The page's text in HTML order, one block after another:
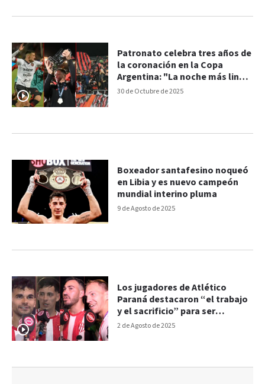
30 de Octubre de 2025
Patronato celebra tres años de
la coronación en la Copa
Argentina: "La noche más linda
de nuestra historia"
9 de Agosto de 2025
Boxeador santafesino noqueó
en Libia y es nuevo campeón
mundial interino pluma
2 de Agosto de 2025
Los jugadores de Atlético
Paraná destacaron “el trabajo
y el sacrificio” para ser
campeones